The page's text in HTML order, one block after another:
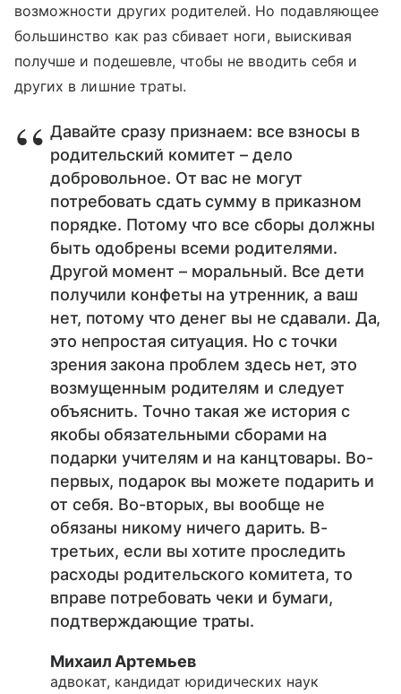
возможности других родителей. Но подавляющее
большинство как раз сбивает ноги, выискивая
получше и подешевле, чтобы не вводить себя и
других в лишние траты.
Давайте сразу признаем: все взносы в
родительский комитет – дело
добровольное. От вас не могут
потребовать сдать сумму в приказном
порядке. Потому что все сборы должны
быть одобрены всеми родителями.
Другой момент – моральный. Все дети
получили конфеты на утренник, а ваш
нет, потому что денег вы не сдавали. Да,
это непростая ситуация. Но с точки
зрения закона проблем здесь нет, это
возмущенным родителям и следует
объяснить. Точно такая же история с
якобы обязательными сборами на
подарки учителям и на канцтовары. Во-
первых, подарок вы можете подарить и
от себя. Во-вторых, вы вообще не
обязаны никому ничего дарить. В-
третьих, если вы хотите проследить
расходы родительского комитета, то
вправе потребовать чеки и бумаги,
подтверждающие траты.
Михаил Артемьев
адвокат, кандидат юридических наук